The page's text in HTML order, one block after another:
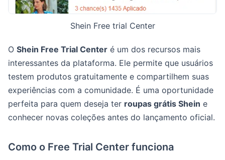
Shein Free trial Center
O Shein Free Trial Center é um dos recursos mais
interessantes da plataforma. Ele permite que usuários
testem produtos gratuitamente e compartilhem suas
experiências com a comunidade. É uma oportunidade
perfeita para quem deseja ter roupas grátis Shein e
conhecer novas coleções antes do lançamento oficial.
Como o Free Trial Center funciona